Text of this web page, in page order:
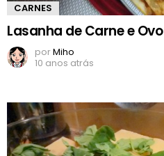
CARNES
Lasanha de Carne e Ovo
porMiho
10 anos atrás